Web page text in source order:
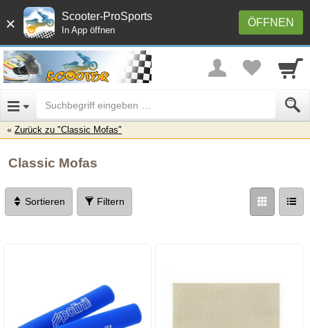
× ÖFFNEN
Scooter-ProSports
In App öffnen
Zurück zu "Classic Mofas"
Classic Mofas
Sortieren Filtern